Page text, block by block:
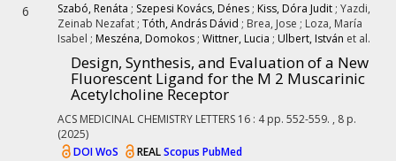
6 Szabó, Renáta ; Szepesi Kovács, Dénes ; Kiss, Dóra Judit ; Yazdi,
Zeinab Nezafat ; Tóth, András Dávid ; Brea, Jose ; Loza, María
Isabel ; Meszéna, Domokos ; Wittner, Lucia ; Ulbert, István et al.
Design, Synthesis, and Evaluation of a New
Fluorescent Ligand for the M 2 Muscarinic
Acetylcholine Receptor
ACS MEDICINAL CHEMISTRY LETTERS 16 : 4 pp. 552-559. , 8 p.
(2025)
DOIWoS REALScopus PubMed